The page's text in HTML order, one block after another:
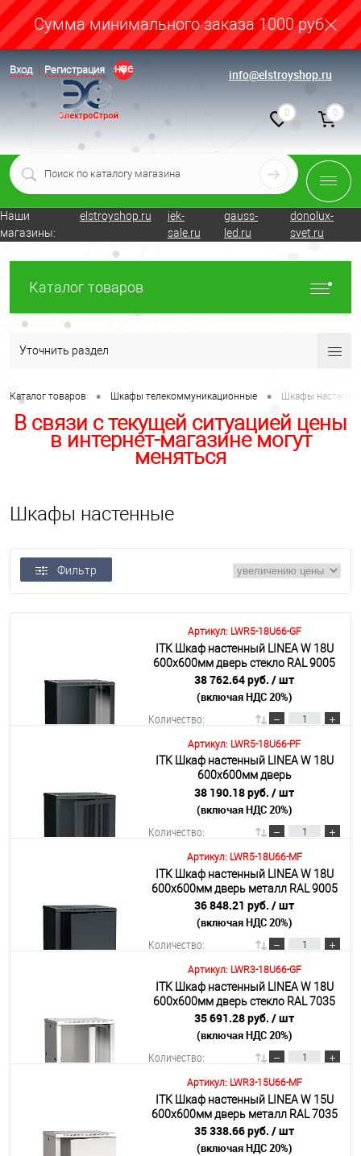
Cумма минимального заказа 1000 руб.
Вход Регистрация
Определение info@elstroyshop.ru
0 0
Наши
магазины:
elstroyshop.ru
iek-
sale.ru
gauss-
led.ru
donolux-
svet.ru
Каталог товаров
Уточнить раздел
Каталог товаров • Шкафы телекоммуникационные • Шкафы
В связи с текущей ситуацией цены
в интернет-магазине могут
меняться
Шкафы настенные
Фильтр
Артикул: LWR5-18U66-GF
ITK Шкаф настенный LINEA W 18U
600х600мм дверь стекло RAL 9005
38 762.64 руб. / шт
(включая НДС 20%)
Количество:
В корзину
Подробнее
Артикул: LWR5-18U66-PF
ITK Шкаф настенный LINEA W 18U
600х600мм дверь
перфорированная RAL 9005
38 190.18 руб. / шт
(включая НДС 20%)
Количество:
В корзину
Подробнее
Артикул: LWR5-18U66-MF
ITK Шкаф настенный LINEA W 18U
600х600мм дверь металл RAL 9005
36 848.21 руб. / шт
(включая НДС 20%)
Количество:
В корзину
Подробнее
Артикул: LWR3-18U66-GF
ITK Шкаф настенный LINEA W 18U
600х600мм дверь стекло RAL 7035
35 691.28 руб. / шт
(включая НДС 20%)
Количество:
В корзину
Подробнее
Артикул: LWR3-15U66-MF
ITK Шкаф настенный LINEA W 15U
600х600мм дверь металл RAL 7035
35 338.66 руб. / шт
(включая НДС 20%)